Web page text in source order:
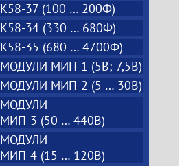
К58-37 (100 … 200Ф)
К58-34 (330 … 680Ф)
К58-35 (680 … 4700Ф)
МОДУЛИ МИП-1 (5В; 7,5B)
МОДУЛИ МИП-2 (5 … 30В)
МОДУЛИ
МИП-3 (50 … 440В)
МОДУЛИ
МИП-4 (15 … 120В)